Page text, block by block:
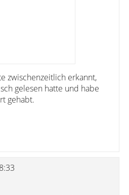
zwischenzeitlich erkannt,
gelesen hatte und habe
gehabt.